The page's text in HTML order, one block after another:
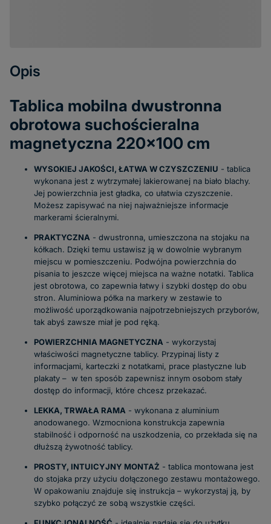
Opis
Tablica mobilna dwustronna
obrotowa suchościeralna
magnetyczna 220x100 cm
WYSOKIEJ JAKOŚCI, ŁATWA W CZYSZCZENIU - tablica
wykonana jest z wytrzymałej lakierowanej na biało blachy.
Jej powierzchnia jest gładka, co ułatwia czyszczenie.
Możesz zapisywać na niej najważniejsze informacje
markerami ścieralnymi.
PRAKTYCZNA - dwustronna, umieszczona na stojaku na
kółkach. Dzięki temu ustawisz ją w dowolnie wybranym
miejscu w pomieszczeniu. Podwójna powierzchnia do
pisania to jeszcze więcej miejsca na ważne notatki. Tablica
jest obrotowa, co zapewnia łatwy i szybki dostęp do obu
stron. Aluminiowa półka na markery w zestawie to
możliwość uporządkowania najpotrzebniejszych przyborów,
tak abyś zawsze miał je pod ręką.
POWIERZCHNIA MAGNETYCZNA - wykorzystaj
właściwości magnetyczne tablicy. Przypinaj listy z
informacjami, karteczki z notatkami, prace plastyczne lub
plakaty – w ten sposób zapewnisz innym osobom stały
dostęp do informacji, które chcesz przekazać.
LEKKA, TRWAŁA RAMA - wykonana z aluminium
anodowanego. Wzmocniona konstrukcja zapewnia
stabilność i odporność na uszkodzenia, co przekłada się na
dłuższą żywotność tablicy.
PROSTY, INTUICYJNY MONTAŻ - tablica montowana jest
do stojaka przy użyciu dołączonego zestawu montażowego.
W opakowaniu znajduje się instrukcja – wykorzystaj ją, by
szybko połączyć ze sobą wszystkie części.